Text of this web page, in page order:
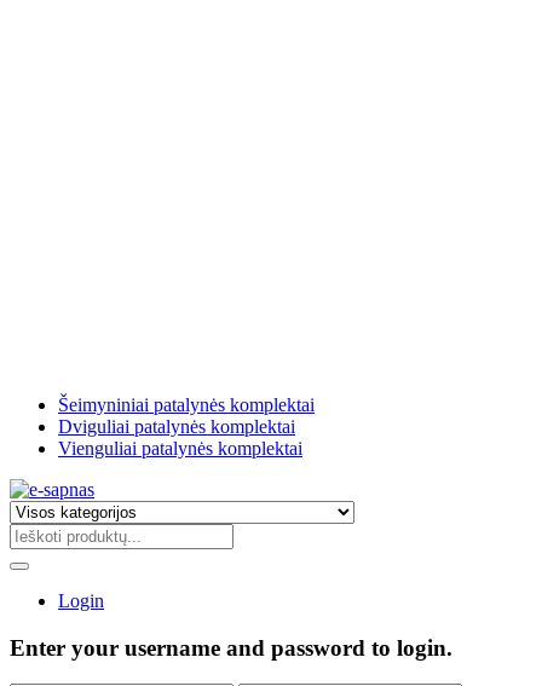
Šeimyniniai patalynės komplektai
Dviguliai patalynės komplektai
Vienguliai patalynės komplektai
Login
Enter your username and password to login.